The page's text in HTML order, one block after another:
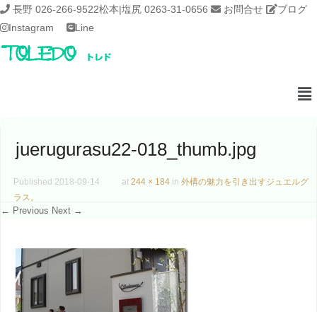
長野 026-266-9522松本|塩尻 0263-31-0656 お問合せ
ブログ
Instagram
Line
juerugurasu22-018_thumb.jpg
Published 2018-09-14 at 244 × 184 in 外構の魅力を引き出すジュエルグ
ラス。
← Previous Next →